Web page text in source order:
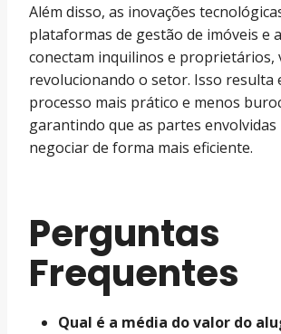
Além disso, as inovações
plataformas de gestão de imóveis e
conectam inquilinos e proprietários,
revolucionando o setor. Isso resulta
processo mais prático e menos
garantindo que as partes envolvidas
negociar de forma mais eficiente.
Perguntas
Frequentes
Qual é a média do valor do